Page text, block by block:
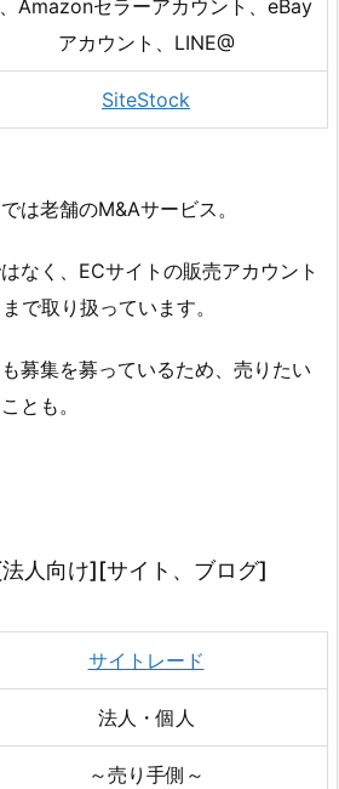
、Amazonセラーアカウント、eBay
アカウント、LINE@
SiteStock
は老舗のM&Aサービス。
なく、ECサイトの販売アカウント
で取り扱っています。
募集を募っているため、売りたい
とも。
人向け][サイト、ブログ]
サイトレード
法人・個人
～売り手側～